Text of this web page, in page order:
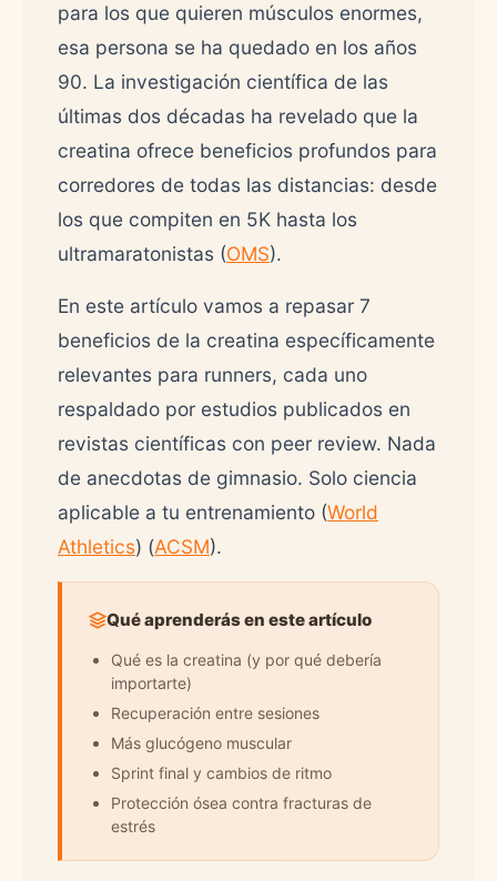
para los que quieren músculos enormes,
esa persona se ha quedado en los años
90. La investigación científica de las
últimas dos décadas ha revelado que la
creatina ofrece beneficios profundos para
corredores de todas las distancias: desde
los que compiten en 5K hasta los
ultramaratonistas (OMS).
En este artículo vamos a repasar 7
beneficios de la creatina específicamente
relevantes para runners, cada uno
respaldado por estudios publicados en
revistas científicas con peer review. Nada
de anecdotas de gimnasio. Solo ciencia
aplicable a tu entrenamiento (World
Athletics) (ACSM).
Qué aprenderás en este artículo
Qué es la creatina (y por qué debería
importarte)
Recuperación entre sesiones
Más glucógeno muscular
Sprint final y cambios de ritmo
Protección ósea contra fracturas de
estrés